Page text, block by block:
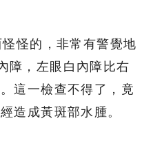
怪的，非常有警覺地
障，左眼白內障比右
這一檢查不得了，竟
造成黃斑部水腫。